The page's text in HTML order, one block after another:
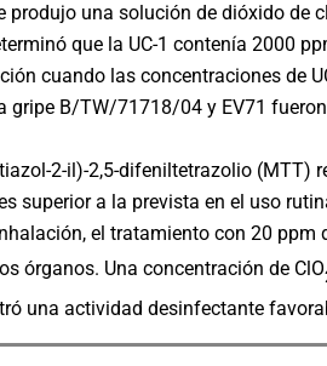
produjo una solución de dióxido
que la UC-1 contenía 2000
cuando las concentraciones de
B/TW/71718/04 y EV71
2-il)-2,5-difeniltetrazolio
superior a la prevista en el uso
el tratamiento con 20
órganos. Una concentración de ClO
una actividad desinfectante